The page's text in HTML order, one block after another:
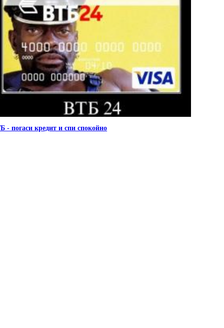
- погаси кредит и спи спокойно